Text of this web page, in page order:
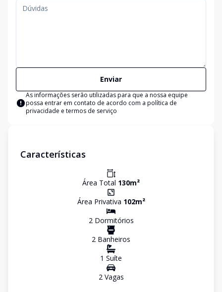
Enviar
As informações serão utilizadas para que a nossa equipe
possa entrar em contato de acordo com a política de
privacidade e termos de serviço
Características
Área Total 130m²
Área Privativa 102m²
2Dormitórios
2 Banheiros
1 Suíte
2Vagas